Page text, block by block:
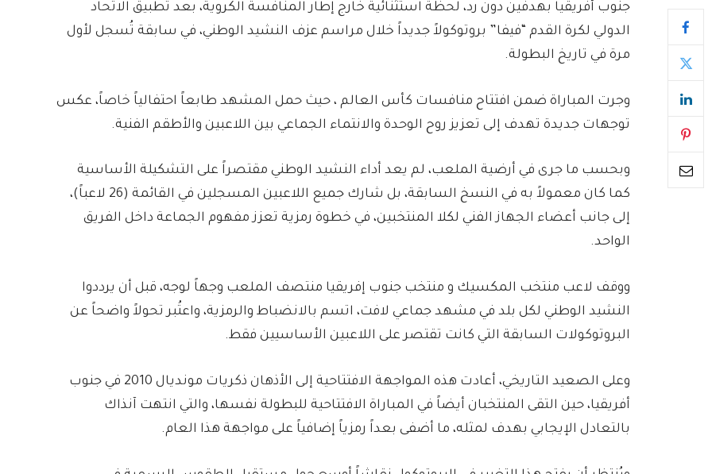
جنوب أفريقيا بهدفين دون رد، لحظة استثنائية خارج إطار المنافسة الكروية، بعد تطبيق الاتحاد
الدولي لكرة القدم “فيفا” بروتوكولاً جديداً خلال مراسم عزف النشيد الوطني، في سابقة تُسجل لأول
مرة في تاريخ البطولة.
وجرت المباراة ضمن افتتاح منافسات كأس العالم ، حيث حمل المشهد طابعاً احتفالياً خاصاً، عكس
توجهات جديدة تهدف إلى تعزيز روح الوحدة والانتماء الجماعي بين اللاعبين والأطقم الفنية.
وبحسب ما جرى في أرضية الملعب، لم يعد أداء النشيد الوطني مقتصراً على التشكيلة الأساسية
كما كان معمولاً به في النسخ السابقة، بل شارك جميع اللاعبين المسجلين في القائمة (26 لاعباً)،
إلى جانب أعضاء الجهاز الفني لكلا المنتخبين، في خطوة رمزية تعزز مفهوم الجماعة داخل الفريق
الواحد.
ووقف لاعب منتخب المكسيك و منتخب جنوب إفريقيا منتصف الملعب وجهاً لوجه، قبل أن يرددوا
النشيد الوطني لكل بلد في مشهد جماعي لافت، اتسم بالانضباط والرمزية، واعتُبر تحولاً واضحاً عن
البروتوكولات السابقة التي كانت تقتصر على اللاعبين الأساسيين فقط.
وعلى الصعيد التاريخي، أعادت هذه المواجهة الافتتاحية إلى الأذهان ذكريات مونديال 2010 في جنوب
أفريقيا، حين التقى المنتخبان أيضاً في المباراة الافتتاحية للبطولة نفسها، والتي انتهت آنذاك
بالتعادل الإيجابي بهدف لمثله، ما أضفى بعداً رمزياً إضافياً على مواجهة هذا العام.